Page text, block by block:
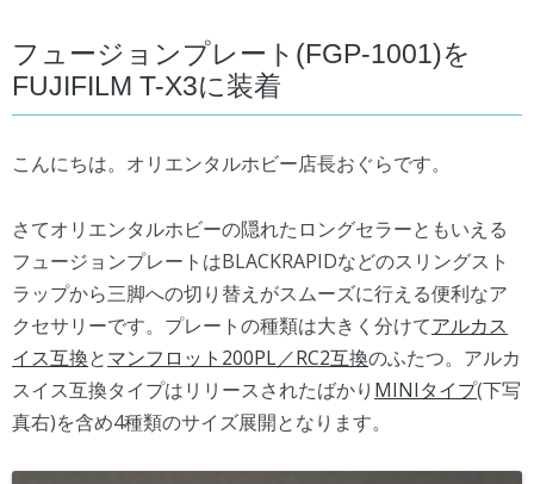
フュージョンプレート(FGP-1001)を
FUJIFILM T-X3に装着
こんにちは。オリエンタルホビー店長おぐらです。
さてオリエンタルホビーの隠れたロングセラーともいえる
フュージョンプレートはBLACKRAPIDなどのスリングスト
ラップから三脚への切り替えがスムーズに行える便利なア
クセサリーです。プレートの種類は大きく分けてアルカス
イス互換とマンフロット200PL／RC2互換のふたつ。アルカ
スイス互換タイプはリリースされたばかり MINIタイプ(下写
真右)を含め4種類のサイズ展開となります。